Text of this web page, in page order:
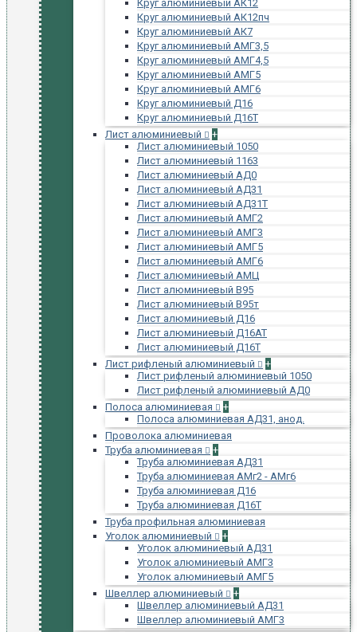
Круг алюминиевый АК12
Круг алюминиевый АК12пч
Круг алюминиевый АК7
Круг алюминиевый АМГ3,5
Круг алюминиевый АМГ4,5
Круг алюминиевый АМГ5
Круг алюминиевый АМГ6
Круг алюминиевый Д16
Круг алюминиевый Д16Т
Лист алюминиевый
+
Лист алюминиевый 1050
Лист алюминиевый 1163
Лист алюминиевый АД0
Лист алюминиевый АД31
Лист алюминиевый АД31Т
Лист алюминиевый АМГ2
Лист алюминиевый АМГ3
Лист алюминиевый АМГ5
Лист алюминиевый АМГ6
Лист алюминиевый АМЦ
Лист алюминиевый В95
Лист алюминиевый В95т
Лист алюминиевый Д16
Лист алюминиевый Д16АТ
Лист алюминиевый Д16Т
Лист рифленый алюминиевый
+
Лист рифленый алюминиевый 1050
Лист рифленый алюминиевый АД0
Полоса алюминиевая
+
Полоса алюминиевая АД31, анод.
Проволока алюминиевая
Труба алюминиевая
+
Труба алюминиевая АД31
Труба алюминиевая АМг2 - АМг6
Труба алюминиевая Д16
Труба алюминиевая Д16Т
Труба профильная алюминиевая
Уголок алюминиевый
+
Уголок алюминиевый АД31
Уголок алюминиевый АМГ3
Уголок алюминиевый АМГ5
Швеллер алюминиевый
+
Швеллер алюминиевый АД31
Швеллер алюминиевый АМГ3